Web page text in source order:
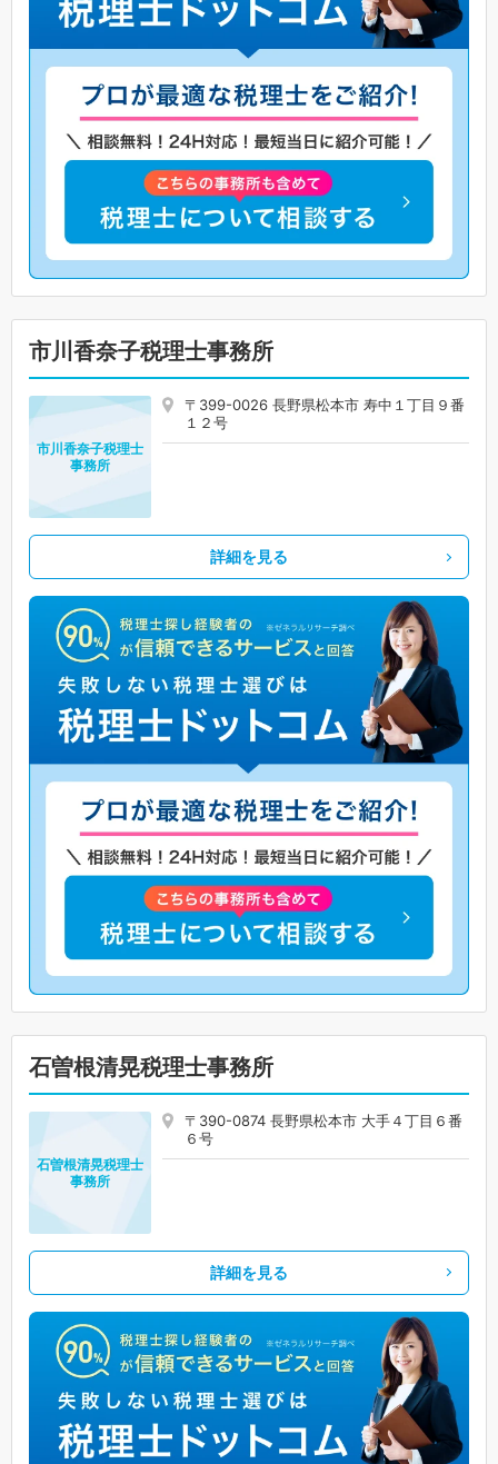
市川香奈子税理士事務所
〒399-0026 長野県松本市 寿中１丁目９番
１２号
市川香奈子税理士
事務所
詳細を見る
石曽根清晃税理士事務所
〒390-0874 長野県松本市 大手４丁目６番
６号
石曽根清晃税理士
事務所
詳細を見る